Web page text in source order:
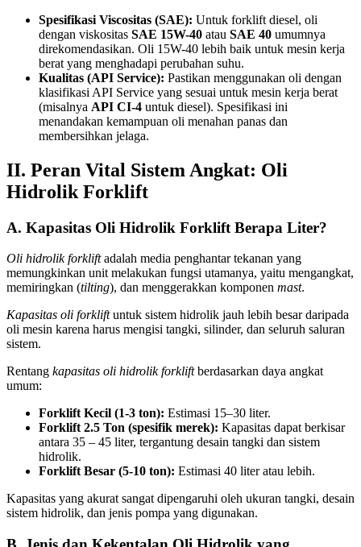
Spesifikasi Viscositas (SAE): Untuk forklift diesel, oli
dengan viskositas SAE 15W-40 atau SAE 40 umumnya
direkomendasikan. Oli 15W-40 lebih baik untuk mesin kerja
berat yang menghadapi perubahan suhu.
Kualitas (API Service): Pastikan menggunakan oli dengan
klasifikasi API Service yang sesuai untuk mesin kerja berat
(misalnya API CI-4 untuk diesel). Spesifikasi ini
menandakan kemampuan oli menahan panas dan
membersihkan jelaga.
II. Peran Vital Sistem Angkat: Oli
Hidrolik Forklift
A. Kapasitas Oli Hidrolik Forklift Berapa Liter?
Oli hidrolik forkliftadalah media penghantar tekanan yang
memungkinkan unit melakukan fungsi utamanya, yaitu mengangkat,
memiringkan (tilting), dan menggerakkan komponen mast.
Kapasitas oli forkliftuntuk sistem hidrolik jauh lebih besar daripada
oli mesin karena harus mengisi tangki, silinder, dan seluruh saluran
sistem.
Rentang kapasitas oli hidrolik forkliftberdasarkan daya angkat
umum:
Forklift Kecil (1-3 ton): Estimasi 15–30 liter.
Forklift 2.5 Ton (spesifik merek): Kapasitas dapat berkisar
antara 35 – 45 liter, tergantung desain tangki dan sistem
hidrolik.
Forklift Besar (5-10 ton): Estimasi 40 liter atau lebih.
Kapasitas yang akurat sangat dipengaruhi oleh ukuran tangki, desain
sistem hidrolik, dan jenis pompa yang digunakan.